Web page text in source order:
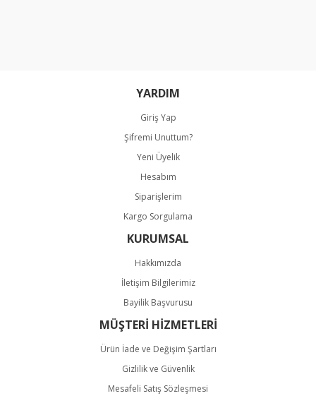
Bu ürüne benzer farklı alternatifler olmalı.
Gönder
YARDIM
Giriş Yap
Şifremi Unuttum?
Yeni Üyelik
Hesabım
Siparişlerim
Kargo Sorgulama
KURUMSAL
Hakkımızda
İletişim Bilgilerimiz
Bayilik Başvurusu
MÜŞTERİ HİZMETLERİ
Ürün İade ve Değişim Şartları
Gizlilik ve Güvenlik
Mesafeli Satış Sözleşmesi